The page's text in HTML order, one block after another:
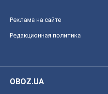
Реклама на сайте
Редакционная политика
OBOZ.UA